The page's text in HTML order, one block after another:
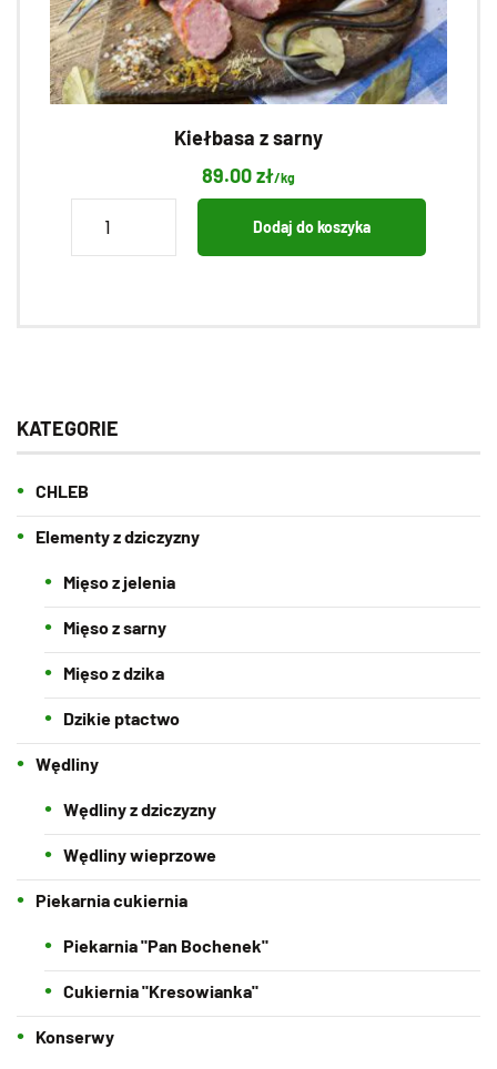
Kiełbasa z sarny
89.00zł/kg
Dodaj do koszyka
KATEGORIE
CHLEB
Elementy z dziczyzny
Mięso z jelenia
Mięso z sarny
Mięso z dzika
Dzikie ptactwo
Wędliny
Wędliny z dziczyzny
Wędliny wieprzowe
Piekarnia cukiernia
Piekarnia "Pan Bochenek"
Cukiernia "Kresowianka"
Konserwy